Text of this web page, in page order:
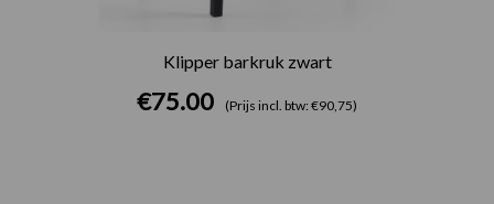
Klipper barkruk zwart
€75.00 (Prijs incl. btw: €90,75)